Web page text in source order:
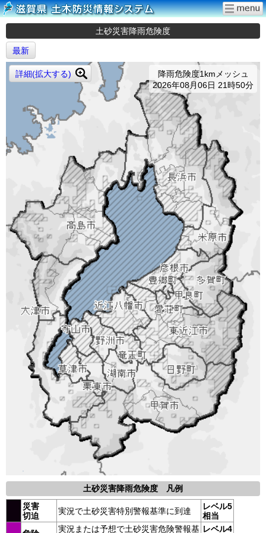
土砂災害降雨危険度
最新
詳細(拡大する)
降雨危険度1kmメッシュ
2026年08月06日 21時50分
土砂災害降雨危険度 凡例
災害
切迫
実況で土砂災害特別警報基準に到達
レベル5
相当
実況または予想で土砂災害危険警報基 レベル4